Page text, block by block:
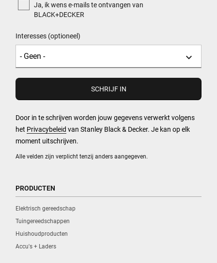
Alle velden zijn verplicht tenzij anders aangegeven.
Ja, ik wens e-mails te ontvangen van
BLACK+DECKER
Interesses (optioneel)
Door in te schrijven worden jouw gegevens verwerkt volgens
het Privacybeleid van Stanley Black & Decker. Je kan op elk
moment uitschrijven.
PRODUCTEN
Elektrisch gereedschap
Tuingereedschappen
Huishoudproducten
Accu's + Laders